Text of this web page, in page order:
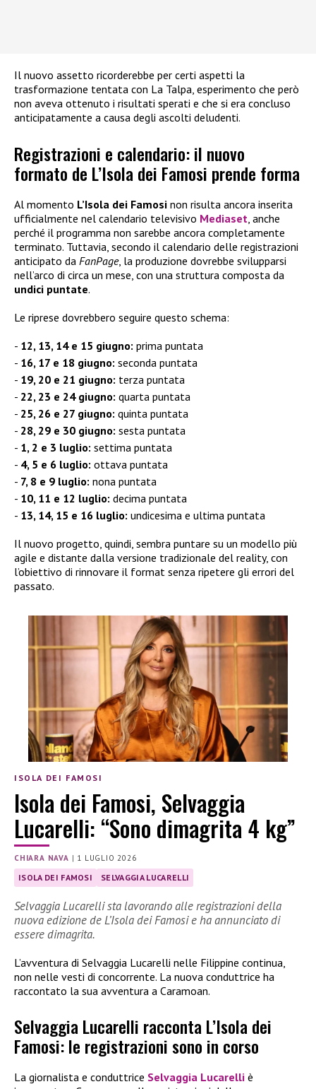
Il nuovo assetto ricorderebbe per certi aspetti la
trasformazione tentata con La Talpa, esperimento che però
non aveva ottenuto i risultati sperati e che si era concluso
anticipatamente a causa degli ascolti deludenti.
Registrazioni e calendario: il nuovo
formato de L’Isola dei Famosi prende forma
Al momento L’Isola dei Famosi non risulta ancora inserita
ufficialmente nel calendario televisivo Mediaset , anche
perché il programma non sarebbe ancora completamente
terminato. Tuttavia, secondo il calendario delle registrazioni
anticipato da FanPage, la produzione dovrebbe svilupparsi
nell’arco di circa un mese, con una struttura composta da
undici puntate.
Le riprese dovrebbero seguire questo schema:
12, 13, 14 e 15 giugno: prima puntata
16, 17 e 18 giugno: seconda puntata
19, 20 e 21 giugno: terza puntata
22, 23 e 24 giugno: quarta puntata
25, 26 e 27 giugno: quinta puntata
28, 29 e 30 giugno: sesta puntata
1, 2 e 3 luglio: settima puntata
4, 5 e 6 luglio: ottava puntata
7, 8 e 9 luglio: nona puntata
10, 11 e 12 luglio: decima puntata
13, 14, 15 e 16 luglio: undicesima e ultima puntata
Il nuovo progetto, quindi, sembra puntare su un modello più
agile e distante dalla versione tradizionale del reality, con
l’obiettivo di rinnovare il format senza ripetere gli errori del
passato.
ISOLA DEI FAMOSI
Isola dei Famosi, Selvaggia
Lucarelli: “Sono dimagrita 4 kg”
CHIARA NAVA | 1 LUGLIO 2026
ISOLA DEI FAMOSI SELVAGGIA LUCARELLI
Selvaggia Lucarelli sta lavorando alle registrazioni della
nuova edizione de L’Isola dei Famosi e ha annunciato di
essere dimagrita.
L’avventura di Selvaggia Lucarelli nelle Filippine continua,
non nelle vesti di concorrente. La nuova conduttrice ha
raccontato la sua avventura a Caramoan.
Selvaggia Lucarelli racconta L’Isola dei
Famosi: le registrazioni sono in corso
La giornalista e conduttrice Selvaggia Lucarelli è